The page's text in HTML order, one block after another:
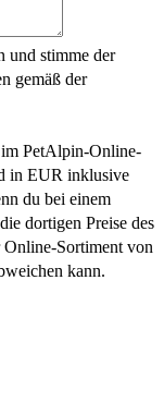
und stimme der
gemäß der
im PetAlpin-Online-
in EUR inklusive
du bei einem
dortigen Preise des
Online-Sortiment von
kann.